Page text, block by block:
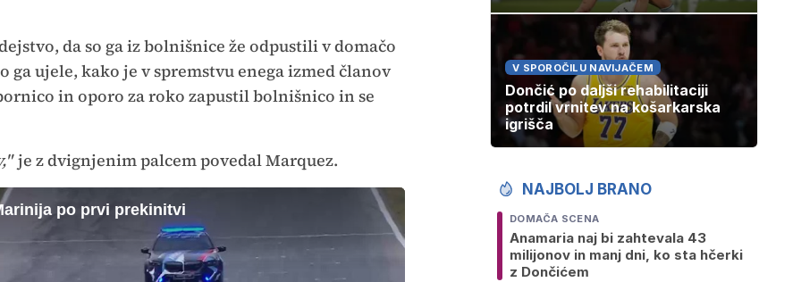
da so ga iz bolnišnice že odpustili v domačo
ga ujele, kako je v spremstvu enega izmed članov
in oporo za roko zapustil bolnišnico in se
je z dvignjenim palcem povedal Marquez.
po prvi prekinitvi
V SPOROČILU NAVIJAČEM
Dončić po daljši rehabilitaciji
potrdil vrnitev na košarkarska
igrišča
NAJBOLJ BRANO
DOMAČA SCENA
Anamaria naj bi zahtevala 43
milijonov in manj dni, ko sta hčerki
z Dončićem